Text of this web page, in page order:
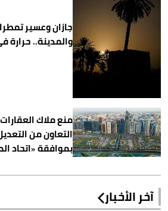
جازان وعسير
والمدينة.. حرارة
منع ملاك
التعاون من
بموافقة «اتحاد
آخر الأخبار